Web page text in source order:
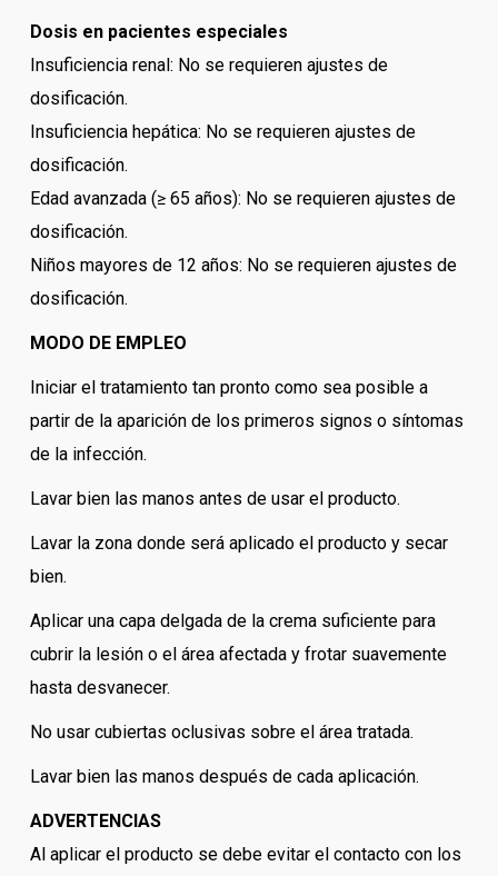
Dosis en pacientes especiales
Insuficiencia renal: No se requieren ajustes de
dosificación.
Insuficiencia hepática: No se requieren ajustes de
dosificación.
Edad avanzada (≥ 65 años): No se requieren ajustes de
dosificación.
Niños mayores de 12 años: No se requieren ajustes de
dosificación.
MODO DE EMPLEO
Iniciar el tratamiento tan pronto como sea posible a
partir de la aparición de los primeros signos o síntomas
de la infección.
Lavar bien las manos antes de usar el producto.
Lavar la zona donde será aplicado el producto y secar
bien.
Aplicar una capa delgada de la crema suficiente para
cubrir la lesión o el área afectada y frotar suavemente
hasta desvanecer.
No usar cubiertas oclusivas sobre el área tratada.
Lavar bien las manos después de cada aplicación.
ADVERTENCIAS
Al aplicar el producto se debe evitar el contacto con los